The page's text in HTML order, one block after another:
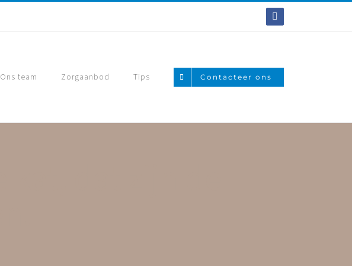
Facebook
Ons team Zorgaanbod Tips Contacteer ons